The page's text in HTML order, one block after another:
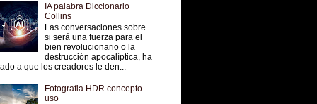
IA palabra Diccionario
Collins
Las conversaciones sobre
si será una fuerza para el
bien revolucionario o la
destrucción apocalíptica, ha
a que los creadores le den...
Fotografia HDR concepto
uso